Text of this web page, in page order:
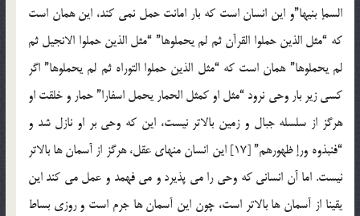
السمإ بنیها”و این انسان است که بار امانت حمل نمی کند، این همان است
که “مثل الذین حملوا القرآن ثم لم یحملوها” “مثل الذین حملوا الانجیل ثم
لم یحملوها” همان است که “مثل الذین حملوا التوراه ثم لم یحملوها” اگر
کسی زیر بار وحی نرود “مثل او کمثل الحمار یحمل اسفارا” حمار و خلقت او
هرگز از سلسله جبال و زمین بالاتر نیست، این که وحی بر او نازل شد و
“فنبذوه ورإ ظهورهم” [17] این انسان منهای عقل، هرگز از آسمان ها بالاتر
نیست. اما آن انسانی که وحی را می پذیرد و می فهمد و عمل می کند این
یقینا از آسمان ها بالاتر است، چون این آسمان ها جرم است و روزی بساط